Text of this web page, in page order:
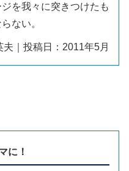
を我々に突きつけたも
ない。
｜投稿日：2011年5月
に！